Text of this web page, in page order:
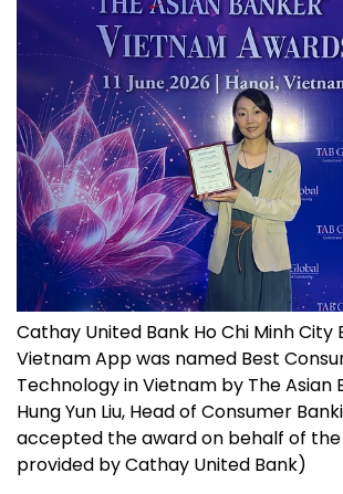
Cathay United Bank Ho Chi Minh City
Vietnam App was named Best
Technology in Vietnam by The Asian
Hung Yun Liu, Head of Consumer
accepted the award on behalf of
provided by Cathay United Bank)